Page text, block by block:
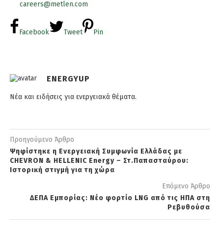
careers@metlen.com
Facebook Tweet Pin
ENERGYUP
Νέα και ειδήσεις για ενεργειακά θέματα.
Προηγούμενο Άρθρο
Ψηφίστηκε η Ενεργειακή Συμφωνία Ελλάδας με
CHEVRON & HELLENIC Energy – Στ.Παπασταύρου:
Ιστορική στιγμή για τη χώρα
Επόμενο Άρθρο
ΔΕΠΑ Εμπορίας: Νέο φορτίο LNG από τις ΗΠΑ στη
Ρεβυθούσα